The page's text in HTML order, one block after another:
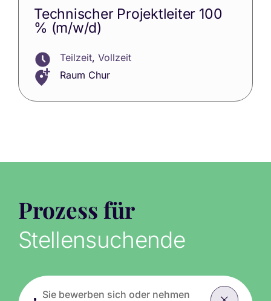
Technischer Projektleiter 100
% (m/w/d)
Teilzeit, Vollzeit
Raum Chur
Prozess für
Stellensuchende
Sie bewerben sich oder nehmen